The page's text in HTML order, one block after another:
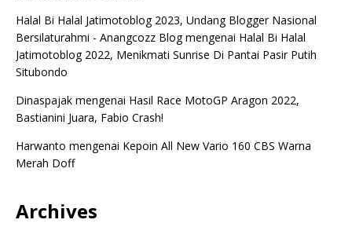
Halal Bi Halal Jatimotoblog 2023, Undang Blogger Nasional
Bersilaturahmi - Anangcozz Blogmengenai Halal Bi Halal
Jatimotoblog 2022, Menikmati Sunrise Di Pantai Pasir Putih
Situbondo
Dinaspajak mengenai Hasil Race MotoGP Aragon 2022,
Bastianini Juara, Fabio Crash!
Harwanto mengenai Kepoin All New Vario 160 CBS Warna
Merah Doff
Archives